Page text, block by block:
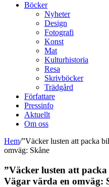
Böcker
Nyheter
Design
Fotografi
Konst
Mat
Kulturhistoria
Resa
Skrivböcker
Trädgård
Författare
Pressinfo
Aktuellt
Om oss
Hem/”Väcker lusten att packa
omväg: Skåne
”Väcker lusten att
Vägar värda en omväg: